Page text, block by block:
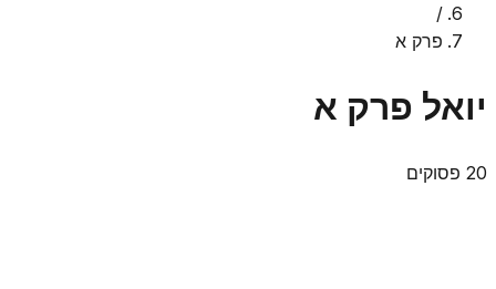
/
פרק א
יואל פרק א
20 פסוקים